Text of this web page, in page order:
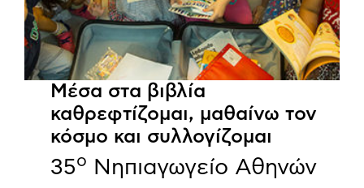
Μέσα στα βιβλία
καθρεφτίζομαι, μαθαίνω τον
κόσμο και συλλογίζομαι
35ο Νηπιαγωγείο Αθηνών